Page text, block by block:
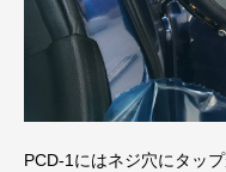
PCD-1にはネジ穴にタッ